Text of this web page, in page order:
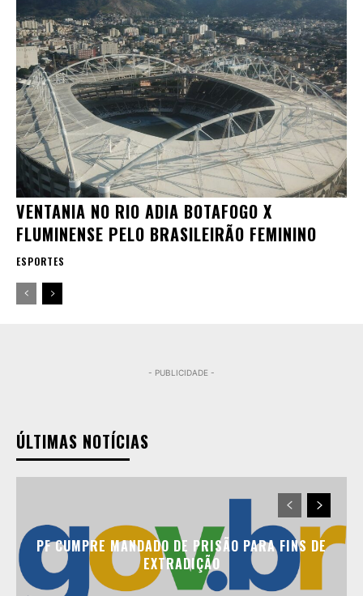
VENTANIA NO RIO ADIA BOTAFOGO X
FLUMINENSE PELO BRASILEIRÃO FEMININO
ESPORTES
- PUBLICIDADE -
ÚLTIMAS NOTÍCIAS
PF CUMPRE MANDADO DE PRISÃO PARA FINS DE
EXTRADIÇÃO